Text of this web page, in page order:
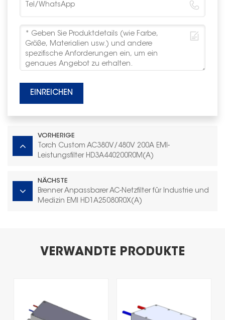
EINREICHEN
VORHERIGE
Torch Custom AC380V/480V 200A EMI-
Leistungsfilter HD3A440200R0M(A)
NÄCHSTE
Brenner Anpassbarer AC-Netzfilter für Industrie und
Medizin EMI HD1A25080R0X(A)
VERWANDTE PRODUKTE